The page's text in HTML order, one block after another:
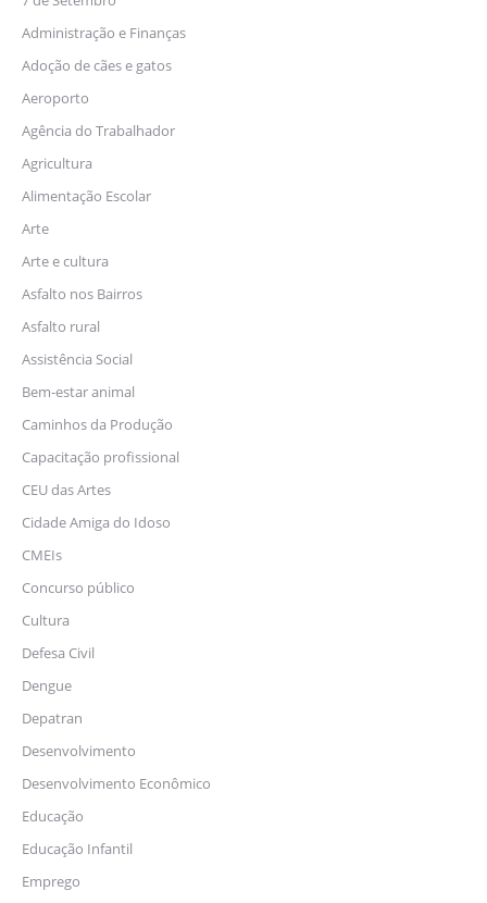
Administração e Finanças
Adoção de cães e gatos
Aeroporto
Agência do Trabalhador
Agricultura
Alimentação Escolar
Arte
Arte e cultura
Asfalto nos Bairros
Asfalto rural
Assistência Social
Bem-estar animal
Caminhos da Produção
Capacitação profissional
CEU das Artes
Cidade Amiga do Idoso
CMEIs
Concurso público
Cultura
Defesa Civil
Dengue
Depatran
Desenvolvimento
Desenvolvimento Econômico
Educação
Educação Infantil
Emprego